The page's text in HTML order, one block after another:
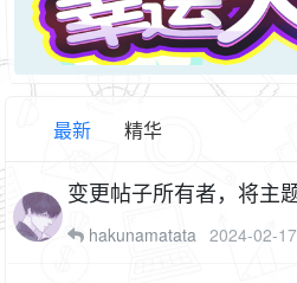
最新 精华
变更帖子所有者，将主
含附件）的作者改成其
hakunamatata 2024-02-